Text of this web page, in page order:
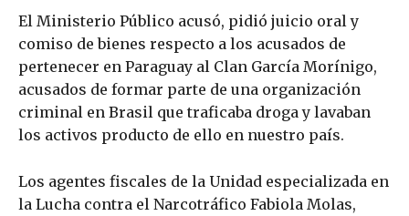
El Ministerio Público acusó, pidió juicio oral y
comiso de bienes respecto a los acusados de
pertenecer en Paraguay al Clan García Morínigo,
acusados de formar parte de una organización
criminal en Brasil que traficaba droga y lavaban
los activos producto de ello en nuestro país.
Los agentes fiscales de la Unidad especializada en
la Lucha contra el Narcotráfico Fabiola Molas,